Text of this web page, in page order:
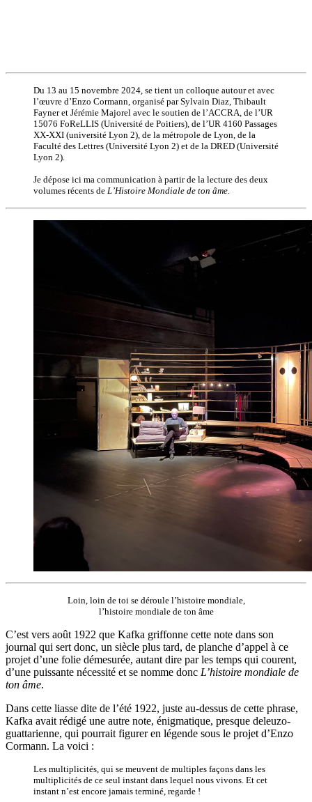
Du 13 au 15 novembre 2024, se tient un colloque autour et avec
l’œuvre d’Enzo Cormann, organisé par Sylvain Diaz, Thibault
Fayner et Jérémie Majorel avec le soutien de l’ACCRA, de l’UR
15076 FoReLLIS (Université de Poitiers), de l’UR 4160 Passages
XX-XXI (université Lyon 2), de la métropole de Lyon, de la
Faculté des Lettres (Université Lyon 2) et de la DRED (Université
Lyon 2).
Je dépose ici ma communication à partir de la lecture des deux
volumes récents de L’Histoire Mondiale de ton âme.
Loin, loin de toi se déroule l’histoire mondiale,
l’histoire mondiale de ton âme
C’est vers août 1922 que Kafka griffonne cette note dans son
journal qui sert donc, un siècle plus tard, de planche d’appel à ce
projet d’une folie démesurée, autant dire par les temps qui courent,
d’une puissante nécessité et se nomme donc L’histoire mondiale de
ton âme.
Dans cette liasse dite de l’été 1922, juste au-dessus de cette phrase,
Kafka avait rédigé une autre note, énigmatique, presque deleuzo-
guattarienne, qui pourrait figurer en légende sous le projet d’Enzo
Cormann. La voici :
Les multiplicités, qui se meuvent de multiples façons dans les
multiplicités de ce seul instant dans lequel nous vivons. Et cet
instant n’est encore jamais terminé, regarde !